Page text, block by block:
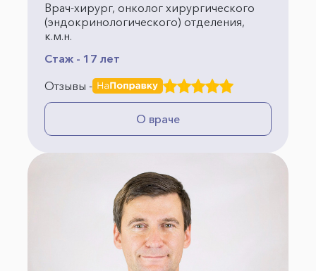
Врач-хирург, онколог хирургического
(эндокринологического) отделения,
к.м.н.
Стаж - 17 лет
Отзывы -
О враче